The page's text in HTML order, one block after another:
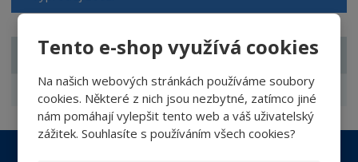
Tento e-shop využívá cookies
Na našich webových stránkách používáme soubory
cookies. Některé z nich jsou nezbytné, zatímco jiné
nám pomáhají vylepšit tento web a váš uživatelský
zážitek. Souhlasíte s používáním všech cookies?
ZNAČKA
Nerta